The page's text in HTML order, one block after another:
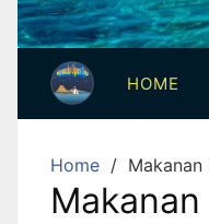
3
Hari
2
Malam,
Hari
1
HOME
Home Makanan